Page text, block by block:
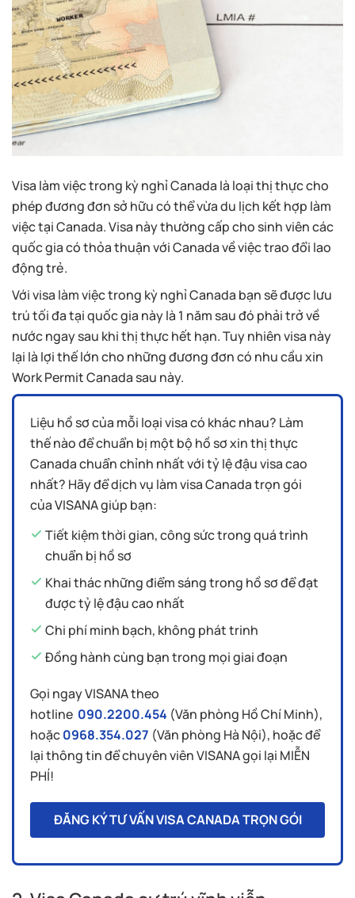
Visa làm việc trong kỳ nghỉ Canada là loại thị thực cho
phép đương đơn sở hữu có thể vừa du lịch kết hợp làm
việc tại Canada. Visa này thường cấp cho sinh viên các
quốc gia có thỏa thuận với Canada về việc trao đổi lao
động trẻ.
Với visa làm việc trong kỳ nghỉ Canada bạn sẽ được lưu
trú tối đa tại quốc gia này là 1 năm sau đó phải trở về
nước ngay sau khi thị thực hết hạn. Tuy nhiên visa này
lại là lợi thế lớn cho những đương đơn có nhu cầu xin
Work Permit Canada sau này.
Liệu hồ sơ của mỗi loại visa có khác nhau? Làm
thế nào để chuẩn bị một bộ hồ sơ xin thị thực
Canada chuẩn chỉnh nhất với tỷ lệ đậu visa cao
nhất? Hãy để dịch vụ làm visa Canada trọn gói
của VISANA giúp bạn:
Tiết kiệm thời gian, công sức trong quá trình
chuẩn bị hồ sơ
Khai thác những điểm sáng trong hồ sơ để đạt
được tỷ lệ đậu cao nhất
Chi phí minh bạch, không phát trinh
Đồng hành cùng bạn trong mọi giai đoạn
Gọi ngay VISANA theo
hotline 090.2200.454 (Văn phòng Hồ Chí Minh),
hoặc0968.354.027 (Văn phòng Hà Nội), hoặc để
lại thông tin để chuyên viên VISANA gọi lại MIỄN
PHÍ!
ĐĂNG KÝ TƯ VẤN VISA CANADA TRỌN GÓI